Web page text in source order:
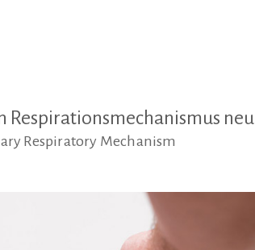
Respirationsmechanismus
Respiratory Mechanism